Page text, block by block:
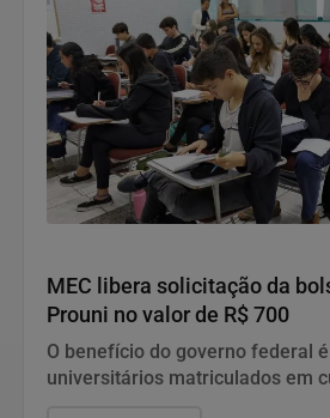
MEC libera solicitação da
Prouni no valor de R$ 700
O benefício do governo federal
universitários matriculados em